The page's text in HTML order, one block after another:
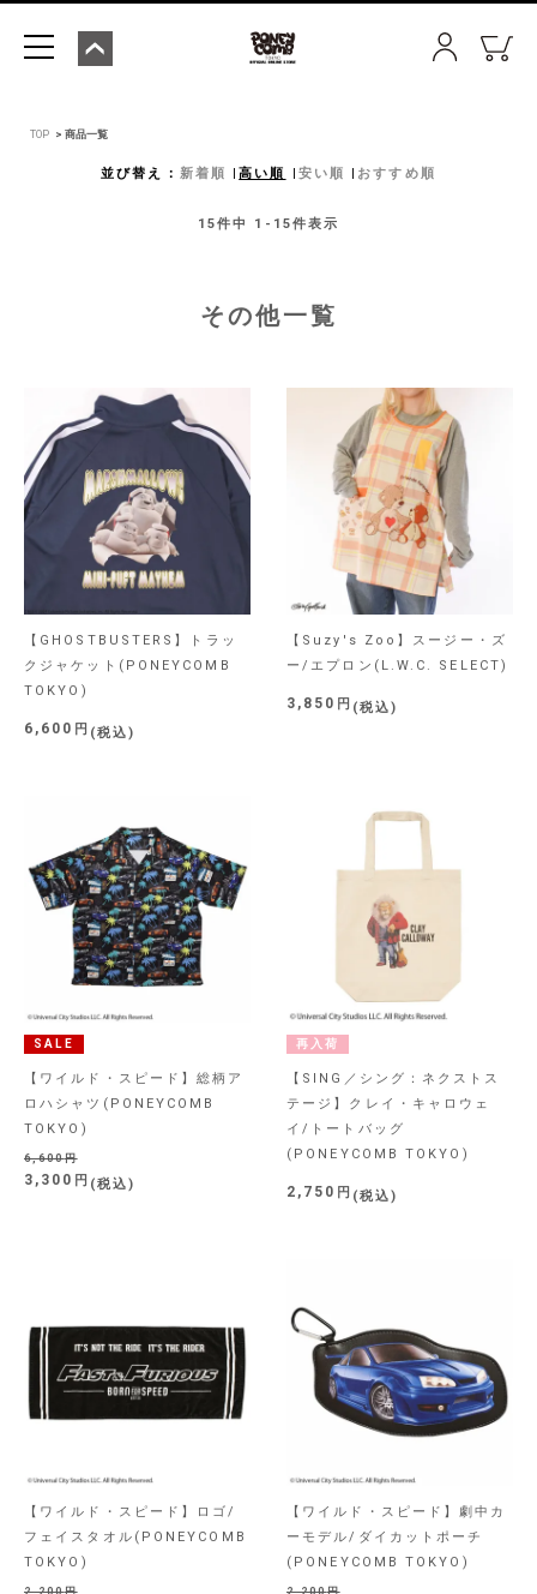
TOP 商品一覧
並び替え 新着順 高い順 安い順 おすすめ順
15件中 1 - 15件表示
その他一覧
【GHOSTBUSTERS】トラッ
クジャケット(PONEYCOMB
TOKYO)
6,600 税込
【Suzy's Zoo】スージー・ズ
ー/エプロン(L.W.C. SELECT)
3,850 税込
SALE
【ワイルド・スピード】総柄ア
ロハシャツ(PONEYCOMB
TOKYO)
6,600
3,300 税込
再入荷
【SING／シング：ネクストス
テージ】クレイ・キャロウェ
イ/トートバッグ
(PONEYCOMB TOKYO)
2,750 税込
【ワイルド・スピード】ロゴ/
フェイスタオル(PONEYCOMB
TOKYO)
2,200
【ワイルド・スピード】劇中カ
ーモデル/ダイカットポーチ
(PONEYCOMB TOKYO)
2,200